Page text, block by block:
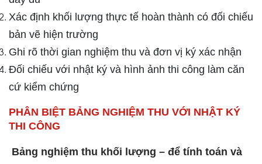
Xác định khối lượng thực tế hoàn thành có đối chiếu
bản vẽ hiện trường
Ghi rõ thời gian nghiệm thu và đơn vị ký xác nhận
Đối chiếu với nhật ký và hình ảnh thi công làm căn
cứ kiểm chứng
PHÂN BIỆT BẢNG NGHIỆM THU VỚI NHẬT KÝ
THI CÔNG
Bảng nghiệm thu khối lượng – để tính toán và